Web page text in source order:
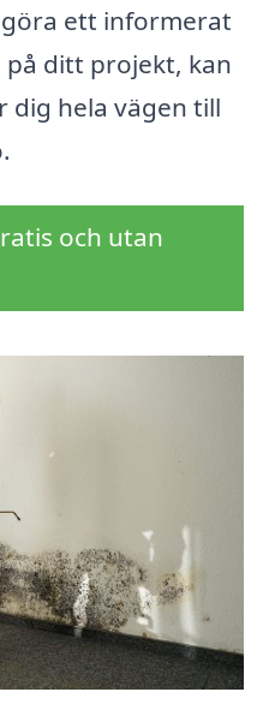
ett informerat
ditt projekt, kan
dig hela vägen till
och utan